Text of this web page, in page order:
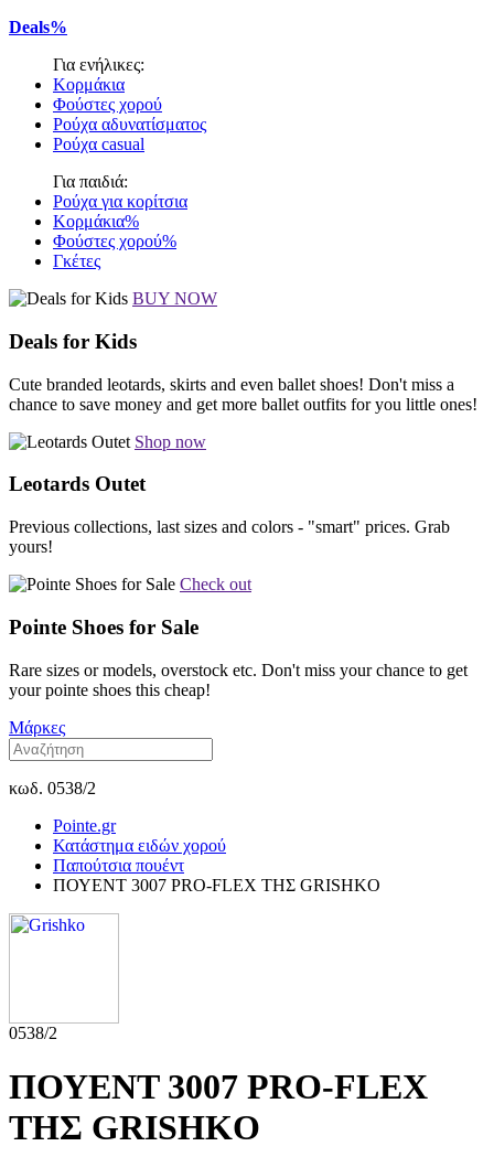
Deals%
Για ενήλικες:
Κορμάκια
Φούστες χορού
Ρούχα αδυνατίσματος
Ρούχα casual
Για παιδιά:
Ρούχα για κορίτσια
Κορμάκια%
Φούστες χορού%
Γκέτες
BUY NOW
Deals for Kids
Cute branded leotards, skirts and even ballet shoes! Don't miss a
chance to save money and get more ballet outfits for you little ones!
Shop now
Leotards Outet
Previous collections, last sizes and colors - "smart" prices. Grab
yours!
Check out
Pointe Shoes for Sale
Rare sizes or models, overstock etc. Don't miss your chance to get
your pointe shoes this cheap!
Μάρκες
κωδ. 0538/2
Pointe.gr
Κατάστημα ειδών χορού
Παπούτσια πουέντ
ΠΟΥΕΝΤ 3007 PRO-FLEX ΤΗΣ GRISHKO
0538/2
ΠΟΥΕΝΤ 3007 PRO-FLEX
ΤΗΣ GRISHKO